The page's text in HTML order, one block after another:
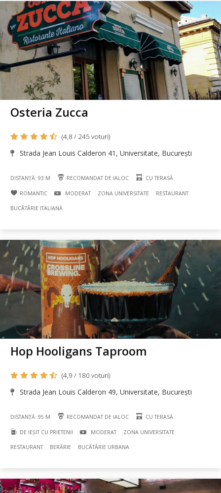
Osteria Zucca
(4,8 / 245 voturi)
Strada Jean Louis Calderon 41, Universitate, București
DISTANȚĂ: 93 M RECOMANDAT DE IALOC CU TERASĂ
ROMANTIC MODERAT ZONA UNIVERSITATE RESTAURANT
BUCÃTÃRIE ITALIANĂ
Hop Hooligans Taproom
(4,9 / 180 voturi)
Strada Jean Louis Calderon 49, Universitate, București
DISTANȚĂ: 95 M RECOMANDAT DE IALOC CU TERASĂ
DE IEȘIT CU PRIETENII MODERAT ZONA UNIVERSITATE
RESTAURANT BERĂRIE BUCÃTÃRIE URBANA